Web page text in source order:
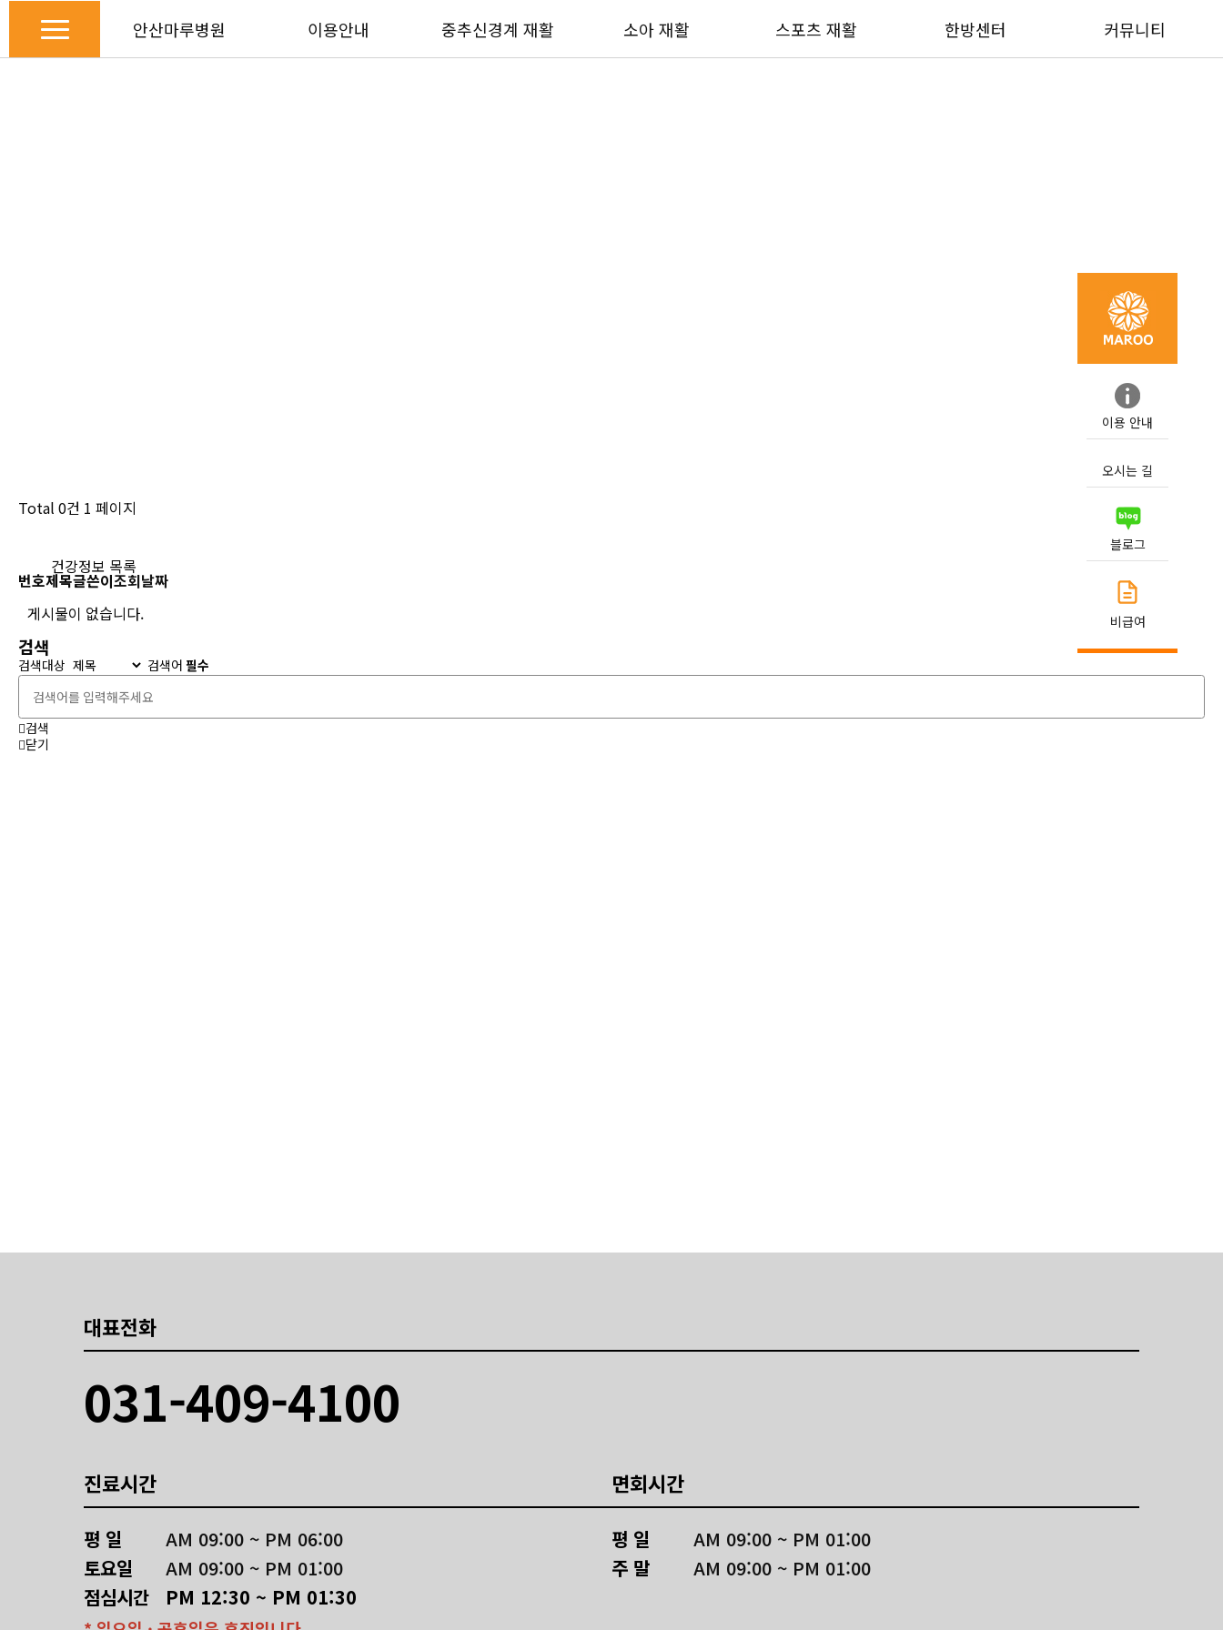
이용 안내
오시는 길
블로그
비급여
안산마루병원 이용안내 중추신경계 재활 소아 재활 스포츠 재활 한방센터 커뮤니티
Total 0건 1 페이지
건강정보 목록
번호제목글쓴이조회날짜
게시물이 없습니다.
검색
검색대상 검색어 필수
검색
닫기
대표전화
031-409-4100
진료시간
평 일
AM 09:00 ~ PM 06:00
토요일
AM 09:00 ~ PM 01:00
점심시간
PM 12:30 ~ PM 01:30
면회시간
평 일
AM 09:00 ~ PM 01:00
주 말
AM 09:00 ~ PM 01:00